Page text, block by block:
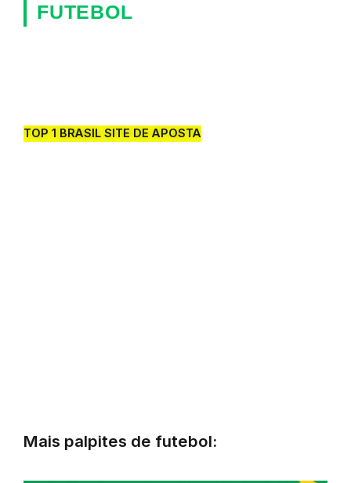
FUTEBOL
TOP 1 BRASIL SITE DE APOSTA
Mais palpites de futebol: